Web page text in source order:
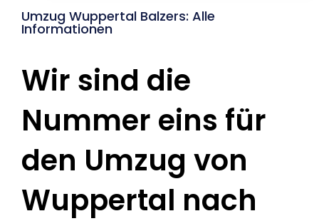
Umzug Wuppertal Balzers: Alle
Informationen
Wir sind die
Nummer eins für
den Umzug von
Wuppertal nach